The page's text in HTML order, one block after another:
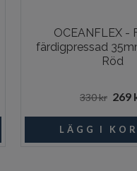
OCEANFLEX -
färdigpressad
Röd
330 kr 269